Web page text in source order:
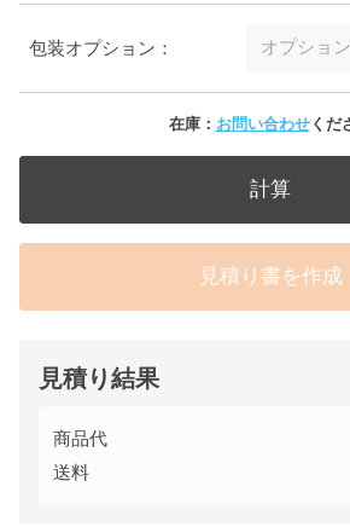
包装オプション：
在庫： お問い合わせくだ
計算
見積り書を作成
見積り結果
商品代
送料